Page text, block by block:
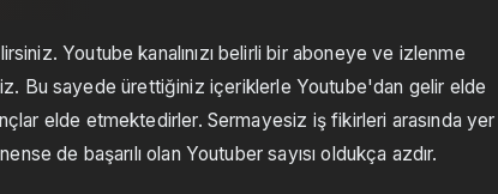
Youtube kanalınızı belirli bir aboneye ve izlenme
Bu sayede ürettiğiniz içeriklerle Youtube'dan gelir elde
elde etmektedirler. Sermayesiz iş fikirleri arasında yer
de başarılı olan Youtuber sayısı oldukça azdır.